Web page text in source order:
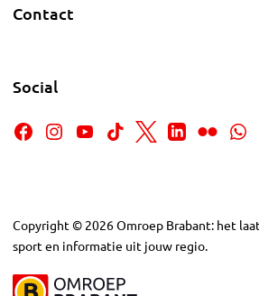
Contact
Social
Copyright © 2026Omroep Brabant: het
sport en informatie uit jouw regio.